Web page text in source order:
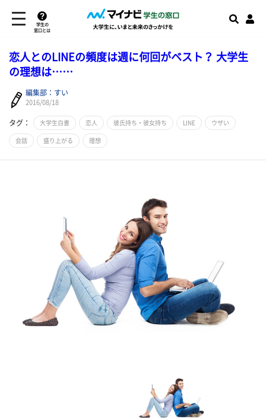
学生の
窓口とは
恋人とのLINEの頻度は週に何回がベスト？ 大学生
の理想は……
編集部：すい
2016/08/18
タグ： 大学生白書 恋人 彼氏持ち・彼女持ち LINE ウザい
会話 盛り上がる 理想